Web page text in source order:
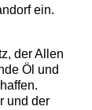
ein.
der Allen
Öl und
und der